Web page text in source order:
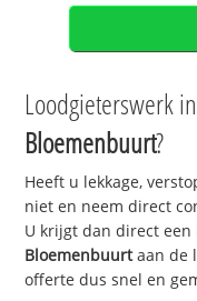
Loodgieterswerk
Bloemenbuurt?
Heeft u lekkage,
niet en neem direct
U krijgt dan direct
Bloemenbuurtaan de
offerte dus snel en